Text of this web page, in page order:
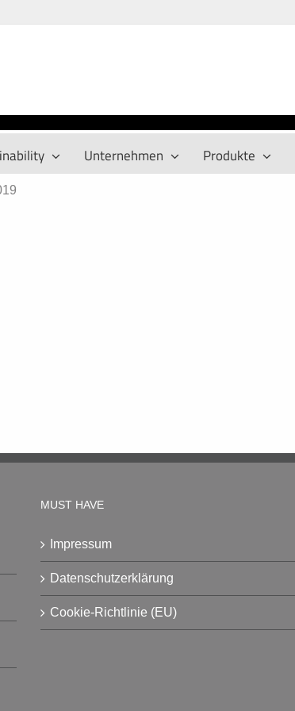
Unternehmen Produkte
MUST HAVE
Impressum
Datenschutzerklärung
Cookie-Richtlinie (EU)